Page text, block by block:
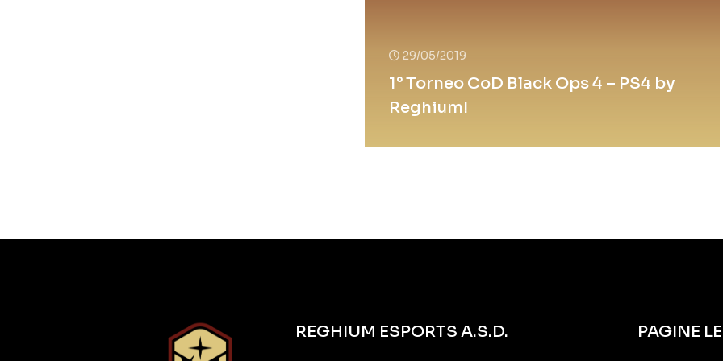
29/05/2019
1° Torneo CoD Black Ops 4 – PS4 by
Reghium!
REGHIUM ESPORTS A.S.D. PAGINE